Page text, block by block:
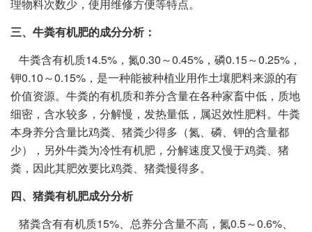
理物料次数少，使用维修方便等特点。
三、牛粪有机肥的成分分析：
牛粪含有机质14.5%，氮0.30～0.45%，磷0.15～0.25%，
钾0.10～0.15%，是一种能被种植业用作土壤肥料来源的有
价值资源。牛粪的有机质和养分含量在各种家畜中低，质地
细密，含水较多，分解慢，发热量低，属迟效性肥料。牛粪
本身养分含量比鸡粪、猪粪少得多（氮、磷、钾的含量都
少），另外牛粪为冷性有机肥，分解速度又慢于鸡粪、猪
粪，因此其肥效要比鸡粪、猪粪慢得多。
四、猪粪有机肥成分分析
猪粪含有有机质15%、总养分含量不高，氮0.5～0.6%、